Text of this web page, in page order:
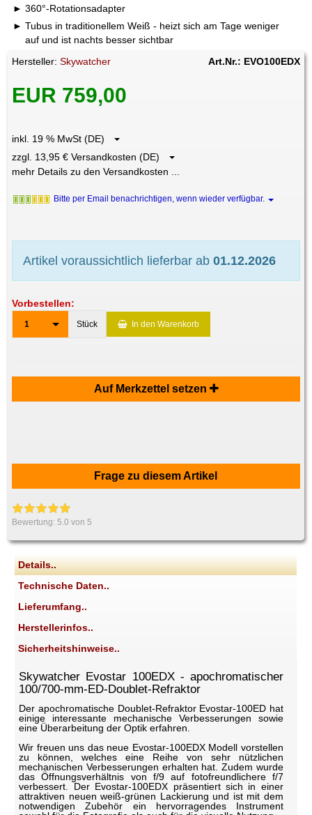
360°-Rotationsadapter
Tubus in traditionellem Weiß - heizt sich am Tage weniger
auf und ist nachts besser sichtbar
Hersteller:Skywatcher Art.Nr.: EVO100EDX
EUR 759,00
inkl. 19 % MwSt (DE)
zzgl. 13,95 € Versandkosten (DE)
mehr Details zu den Versandkosten ...
Bitte per Email benachrichtigen, wenn wieder verfügbar.
Artikel voraussichtlich lieferbar ab01.12.2026
Vorbestellen:
1 Stück In den Warenkorb
Auf Merkzettel setzen
Frage zu diesem Artikel
Bewertung:5.0 von 5
Details..
Technische Daten..
Lieferumfang..
Herstellerinfos..
Sicherheitshinweise..
Skywatcher Evostar 100EDX - apochromatischer
100/700-mm-ED-Doublet-Refraktor
Der apochromatische Doublet-Refraktor Evostar-100ED hat
einige interessante mechanische Verbesserungen sowie
eine Überarbeitung der Optik erfahren.
Wir freuen uns das neue Evostar-100EDX Modell vorstellen
zu können, welches eine Reihe von sehr nützlichen
mechanischen Verbesserungen erhalten hat. Zudem wurde
das Öffnungsverhältnis von f/9 auf fotofreundlichere f/7
verbessert. Der Evostar-100EDX präsentiert sich in einer
attraktiven neuen weiß-grünen Lackierung und ist mit dem
notwendigen Zubehör ein hervorragendes Instrument